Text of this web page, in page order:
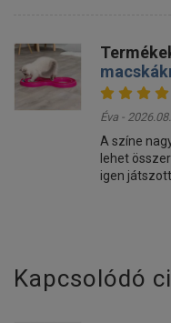
Éva -
A színe
lehet
igen
Kapcsolódó